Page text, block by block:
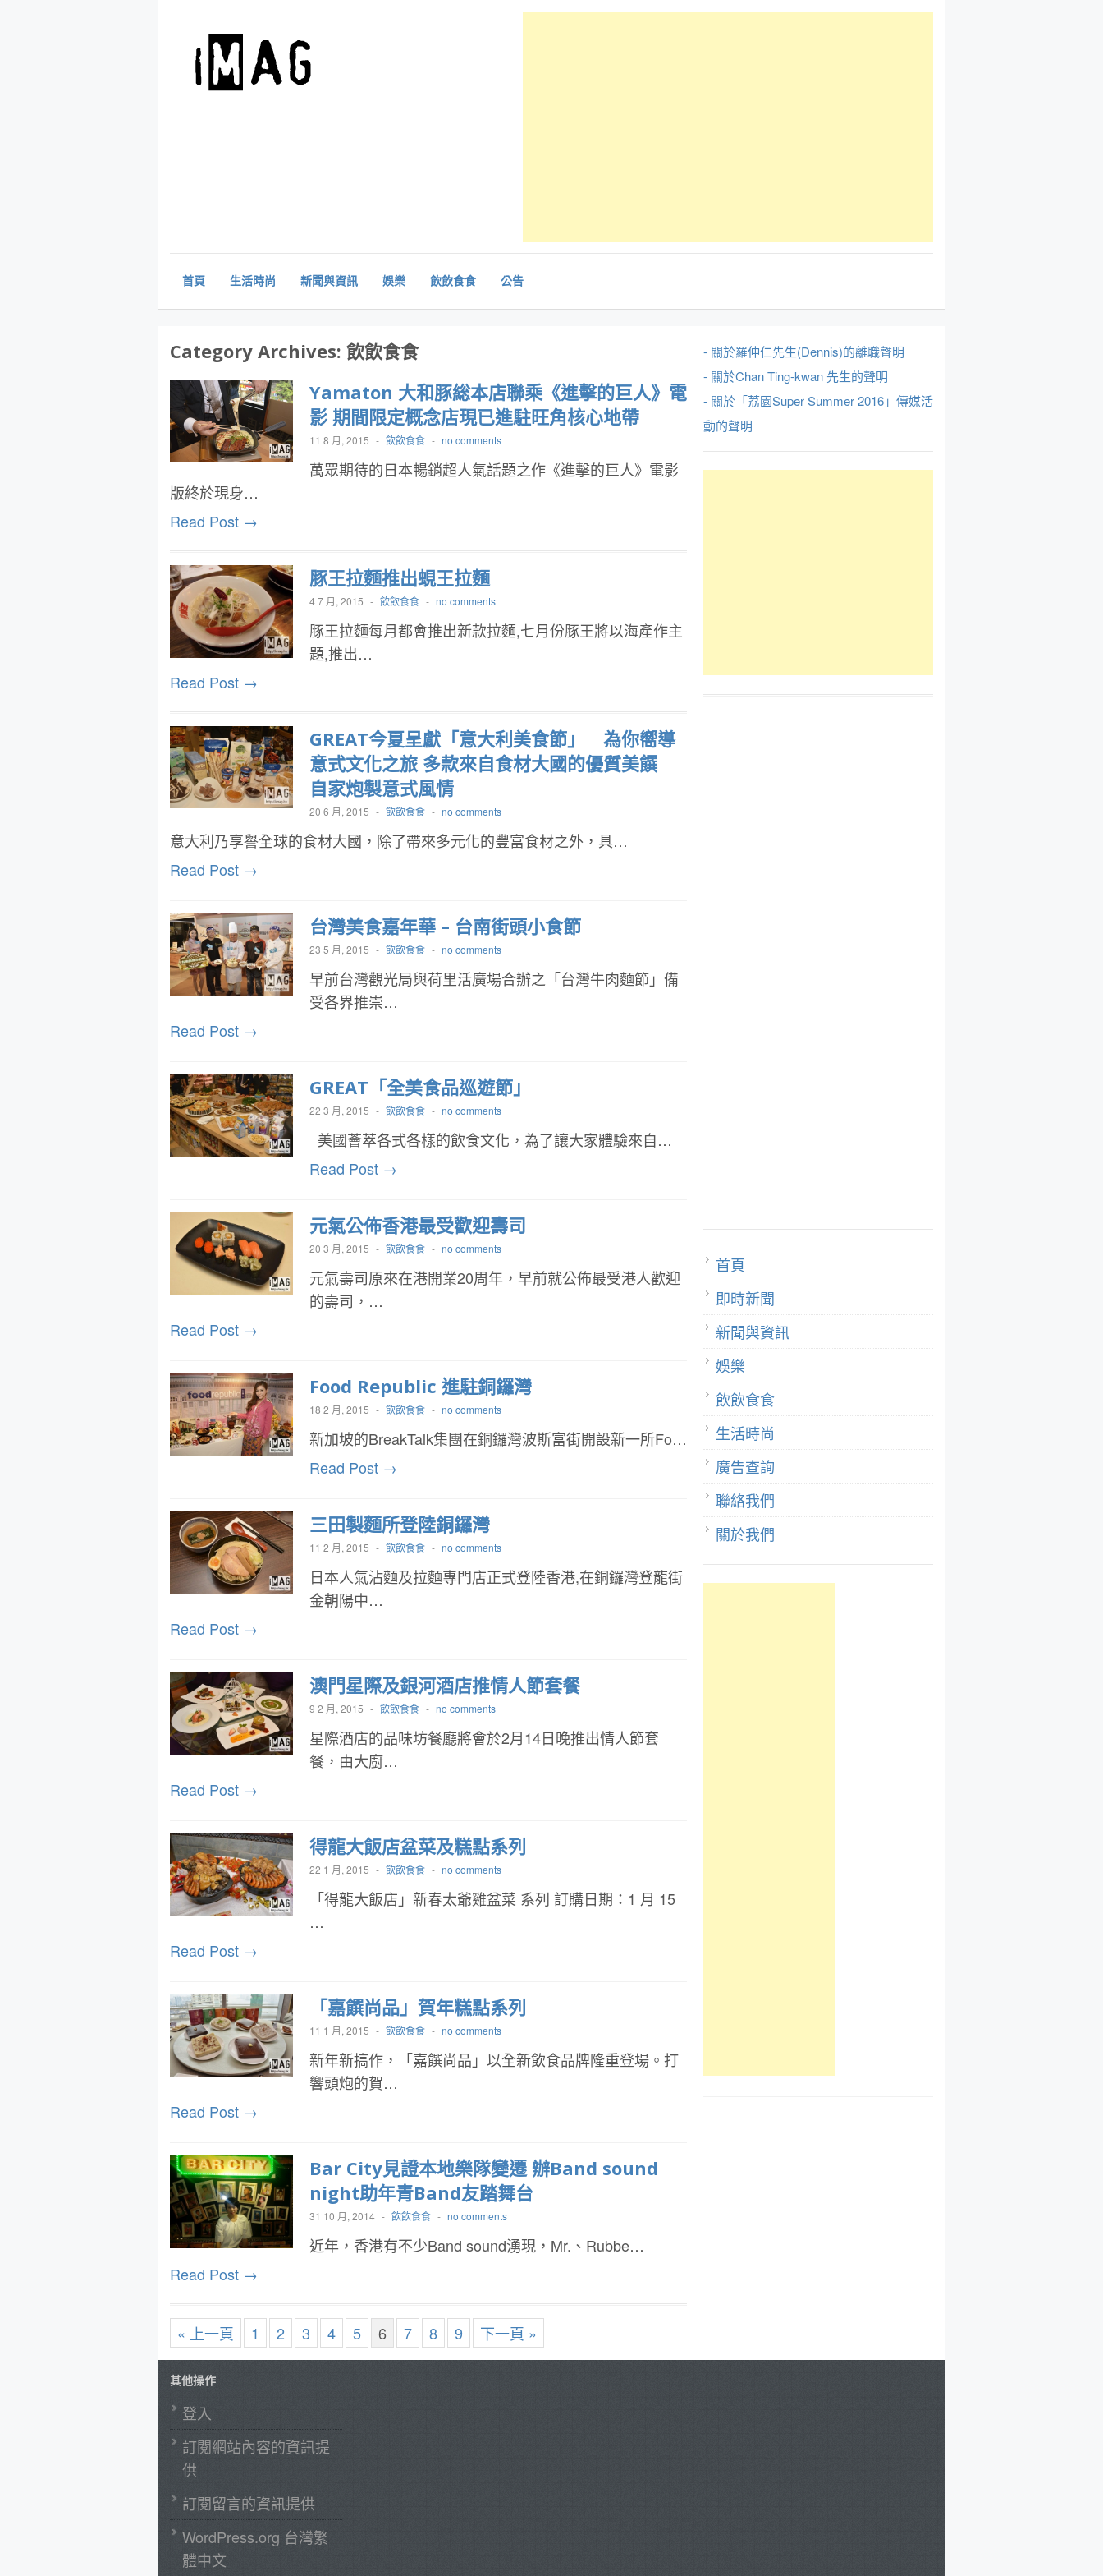
首頁 生活時尚 新聞與資訊 娛樂 飲飲食食 公告
Category Archives: 飲飲食食
Yamaton 大和豚総本店聯乘《進擊的巨人》電
影 期間限定概念店現已進駐旺角核心地帶
11 8 月, 2015 - 飲飲食食 - no comments
萬眾期待的日本暢銷超人氣話題之作《進擊的巨人》電影
版終於現身…
Read Post →
豚王拉麵推出蜆王拉麵
4 7 月, 2015 - 飲飲食食 - no comments
豚王拉麵每月都會推出新款拉麵,七月份豚王將以海產作主
題,推出…
Read Post →
GREAT今夏呈獻「意大利美食節」 為你嚮導
意式文化之旅 多款來自食材大國的優質美饌
自家炮製意式風情
20 6 月, 2015 - 飲飲食食 - no comments
意大利乃享譽全球的食材大國，除了帶來多元化的豐富食材之外，具…
Read Post →
台灣美食嘉年華 – 台南街頭小食節
23 5 月, 2015 - 飲飲食食 - no comments
早前台灣觀光局與荷里活廣場合辦之「台灣牛肉麵節」備
受各界推崇…
Read Post →
GREAT「全美食品巡遊節」
22 3 月, 2015 - 飲飲食食 - no comments
美國薈萃各式各樣的飲食文化，為了讓大家體驗來自…
Read Post →
元氣公佈香港最受歡迎壽司
20 3 月, 2015 - 飲飲食食 - no comments
元氣壽司原來在港開業20周年，早前就公佈最受港人歡迎
的壽司，…
Read Post →
Food Republic 進駐銅鑼灣
18 2 月, 2015 - 飲飲食食 - no comments
新加坡的BreakTalk集團在銅鑼灣波斯富街開設新一所Fo…
Read Post →
三田製麵所登陸銅鑼灣
11 2 月, 2015 - 飲飲食食 - no comments
日本人氣沾麵及拉麵專門店正式登陸香港,在銅鑼灣登龍街
金朝陽中…
Read Post →
澳門星際及銀河酒店推情人節套餐
9 2 月, 2015 - 飲飲食食 - no comments
星際酒店的品味坊餐廳將會於2月14日晚推出情人節套
餐，由大廚…
Read Post →
得龍大飯店盆菜及糕點系列
22 1 月, 2015 - 飲飲食食 - no comments
「得龍大飯店」新春太爺雞盆菜 系列 訂購日期：1 月 15
…
Read Post →
「嘉饌尚品」賀年糕點系列
11 1 月, 2015 - 飲飲食食 - no comments
新年新搞作，「嘉饌尚品」以全新飲食品牌隆重登場。打
響頭炮的賀…
Read Post →
Bar City見證本地樂隊變遷 辦Band sound
night助年青Band友踏舞台
31 10 月, 2014 - 飲飲食食 - no comments
近年，香港有不少Band sound湧現，Mr.、Rubbe…
Read Post →
« 上一頁 1 2 3 4 5 6 7 8 9 下一頁 »
- 關於羅仲仁先生(Dennis)的離職聲明
- 關於Chan Ting-kwan 先生的聲明
- 關於「荔園Super Summer 2016」傳媒活
動的聲明
首頁
即時新聞
新聞與資訊
娛樂
飲飲食食
生活時尚
廣告查詢
聯絡我們
關於我們
其他操作
登入
訂閱網站內容的資訊提
供
訂閱留言的資訊提供
WordPress.org 台灣繁
體中文